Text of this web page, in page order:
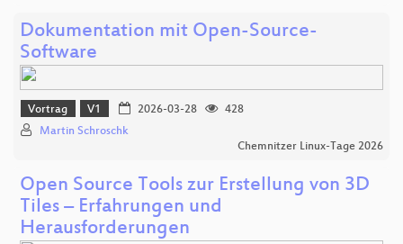
Dokumentation mit Open-Source-
Software
Vortrag V1 2026-03-28
428
Martin Schroschk
Chemnitzer Linux-Tage 2026
Open Source Tools zur Erstellung von 3D
Tiles – Erfahrungen und
Herausforderungen